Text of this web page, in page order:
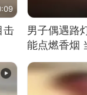
击
男子偶遇路
能点燃香烟